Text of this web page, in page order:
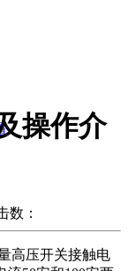
操作介
数：
高压开关接触电